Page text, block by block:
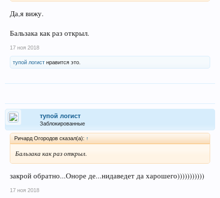
Да,я вижу.
Бальзака как раз открыл.
17 ноя 2018
тупой логист нравится это.
тупой логист
Заблокированные
Ричард Огородов сказал(а): ↑
Бальзака как раз открыл.
закрой обратно...Оноре де...нидаведет да харошего)))))))))))
17 ноя 2018